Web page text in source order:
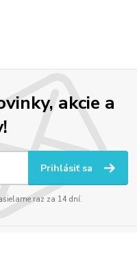
akcie a
Prihlásiť sa
raz za 14 dní.